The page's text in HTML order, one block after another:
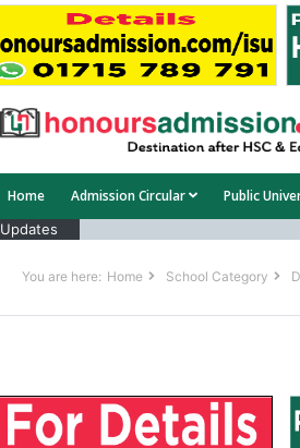
Home Admission Circular Public
Updates
You are here: Home School Category